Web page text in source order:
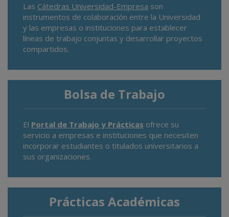
Las Cátedras Universidad-Empresa son
instrumentos de colaboración entre la Universidad
y las empresas o instituciones para establecer
líneas de trabajo conjuntas y desarrollar proyectos
compartidos.
Bolsa de Trabajo
El Portal de Trabajo y Prácticas ofrece su
servicio a empresas e instituciones que necesiten
incorporar estudiantes o titulados universitarios a
sus organizaciones.
Prácticas Académicas